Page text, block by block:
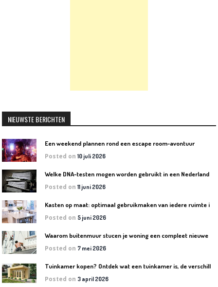
NIEUWSTE BERICHTEN
Een weekend plannen rond een escape room-avontuur
Posted on10 juli 2026
Posted on11 juni 2026
Posted on 5 juni 2026
Posted on 7 mei 2026
Posted on 3 april 2026